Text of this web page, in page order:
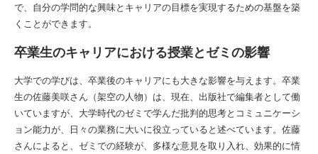
で、自分の学問的な興味とキャリアの目標を実現するための基盤を築
くことができます。
卒業生のキャリアにおける授業とゼミの影響
大学での学びは、卒業後のキャリアにも大きな影響を与えます。卒業
生の佐藤美咲さん（架空の人物）は、現在、出版社で編集者として働
いていますが、大学時代のゼミで学んだ批判的思考とコミュニケーシ
ョン能力が、日々の業務に大いに役立っていると述べています。佐藤
さんによると、ゼミでの経験が、多様な意見を取り入れ、効果的に情